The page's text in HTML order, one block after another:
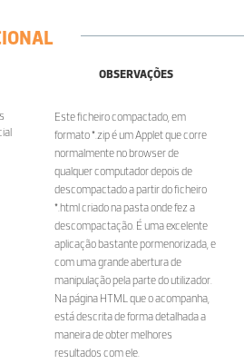
OBSERVAÇÕES
Este ficheiro compactado, em
formato *.zip é um Applet que corre
normalmente no browser de
qualquer computador depois de
descompactado a partir do ficheiro
*.html criado na pasta onde fez a
descompactação. É uma excelente
aplicação bastante pormenorizada, e
com uma grande abertura de
manipulação pela parte do utilizador.
Na página HTML que o acompanha,
está descrita de forma detalhada a
maneira de obter melhores
resultados com ele.